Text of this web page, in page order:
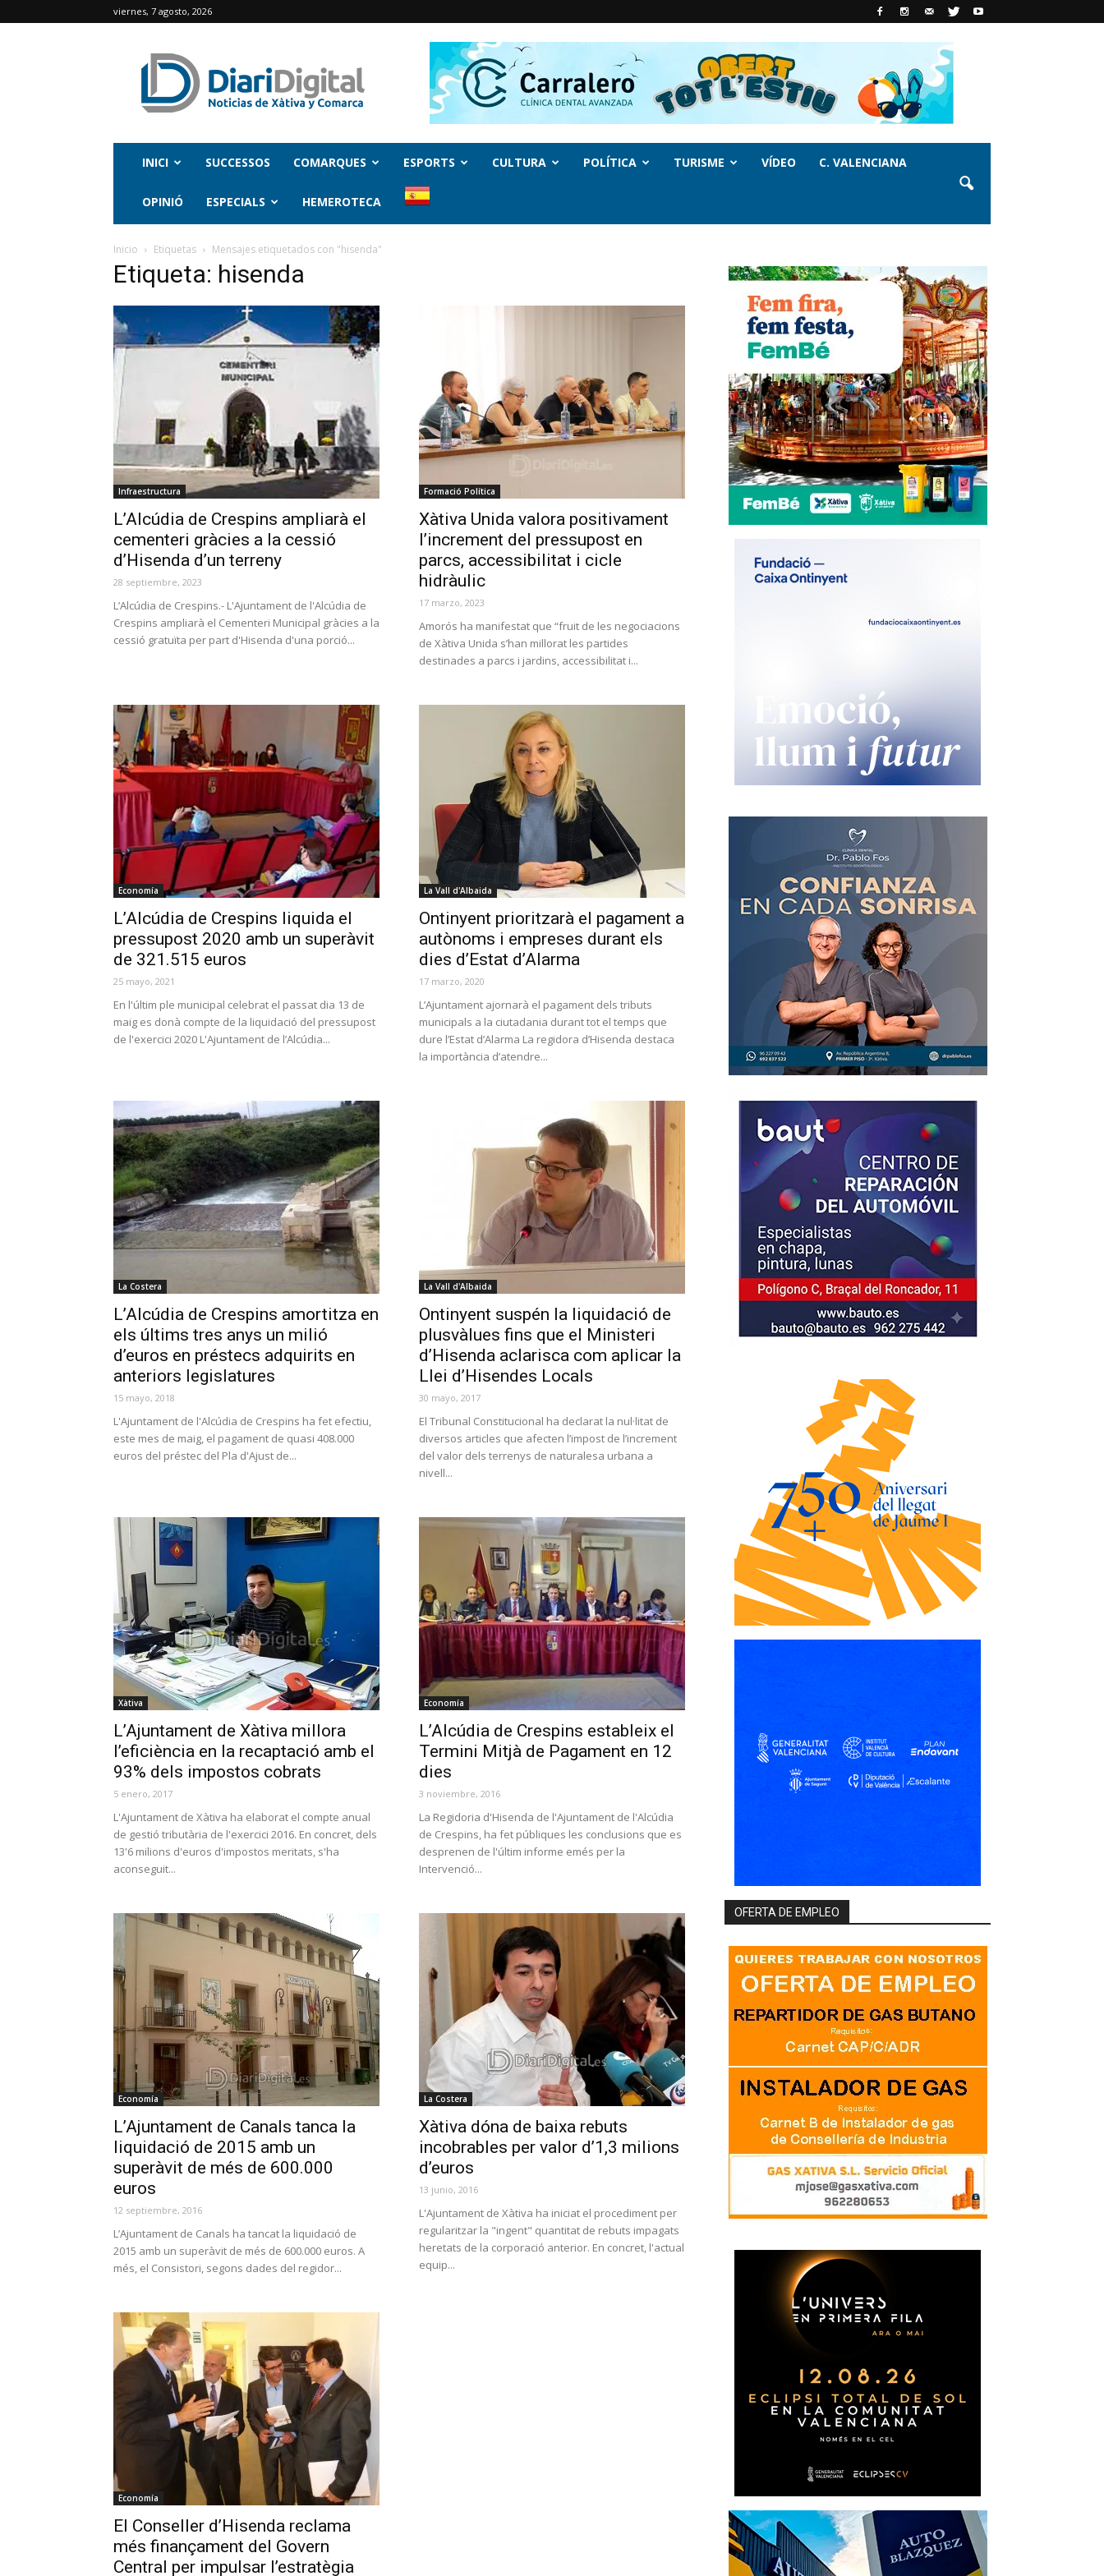
viernes, 7 agosto, 2026
INICI SUCCESSOS COMARQUES ESPORTS CULTURA POLÍTICA TURISME VÍDEO C. VALENCIANA
OPINIÓ ESPECIALS HEMEROTECA
Inicio Etiquetas Mensajes etiquetados con "hisenda"
Etiqueta: hisenda
Infraestructura
L’Alcúdia de Crespins ampliarà el
cementeri gràcies a la cessió
d’Hisenda d’un terreny
28 septiembre, 2023
L’Alcúdia de Crespins.- L'Ajuntament de l'Alcúdia de
Crespins ampliarà el Cementeri Municipal gràcies a la
cessió gratuïta per part d'Hisenda d'una porció...
Formació Política
Xàtiva Unida valora positivament
l’increment del pressupost en
parcs, accessibilitat i cicle
hidràulic
17 marzo, 2023
Amorós ha manifestat que “fruit de les negociacions
de Xàtiva Unida s’han millorat les partides
destinades a parcs i jardins, accessibilitat i...
Economía
L’Alcúdia de Crespins liquida el
pressupost 2020 amb un superàvit
de 321.515 euros
25 mayo, 2021
En l'últim ple municipal celebrat el passat dia 13 de
maig es donà compte de la liquidació del pressupost
de l'exercici 2020 L'Ajuntament de l’Alcúdia...
La Vall d'Albaida
Ontinyent prioritzarà el pagament a
autònoms i empreses durant els
dies d’Estat d’Alarma
17 marzo, 2020
L’Ajuntament ajornarà el pagament dels tributs
municipals a la ciutadania durant tot el temps que
dure l’Estat d’Alarma La regidora d’Hisenda destaca
la importància d’atendre...
La Costera
L’Alcúdia de Crespins amortitza en
els últims tres anys un milió
d’euros en préstecs adquirits en
anteriors legislatures
15 mayo, 2018
L'Ajuntament de l'Alcúdia de Crespins ha fet efectiu,
este mes de maig, el pagament de quasi 408.000
euros del préstec del Pla d'Ajust de...
La Vall d'Albaida
Ontinyent suspén la liquidació de
plusvàlues fins que el Ministeri
d’Hisenda aclarisca com aplicar la
Llei d’Hisendes Locals
30 mayo, 2017
El Tribunal Constitucional ha declarat la nul·litat de
diversos articles que afecten l’impost de l’increment
del valor dels terrenys de naturalesa urbana a
nivell...
Xàtiva
L’Ajuntament de Xàtiva millora
l’eficiència en la recaptació amb el
93% dels impostos cobrats
5 enero, 2017
L'Ajuntament de Xàtiva ha elaborat el compte anual
de gestió tributària de l'exercici 2016. En concret, dels
13'6 milions d'euros d'impostos meritats, s'ha
aconseguit...
Economía
L’Alcúdia de Crespins estableix el
Termini Mitjà de Pagament en 12
dies
3 noviembre, 2016
La Regidoria d'Hisenda de l'Ajuntament de l'Alcúdia
de Crespins, ha fet públiques les conclusions que es
desprenen de l'últim informe emés per la
Intervenció...
Economía
L’Ajuntament de Canals tanca la
liquidació de 2015 amb un
superàvit de més de 600.000
euros
12 septiembre, 2016
L’Ajuntament de Canals ha tancat la liquidació de
2015 amb un superàvit de més de 600.000 euros. A
més, el Consistori, segons dades del regidor...
La Costera
Xàtiva dóna de baixa rebuts
incobrables per valor d’1,3 milions
d’euros
13 junio, 2016
L'Ajuntament de Xàtiva ha iniciat el procediment per
regularitzar la "ingent" quantitat de rebuts impagats
heretats de la corporació anterior. En concret, l'actual
equip...
Economía
El Conseller d’Hisenda reclama
més finançament del Govern
Central per impulsar l’estratègia
OFERTA DE EMPLEO